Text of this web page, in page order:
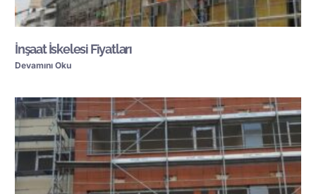
İnşaat İskelesi Fiyatları
Devamını Oku